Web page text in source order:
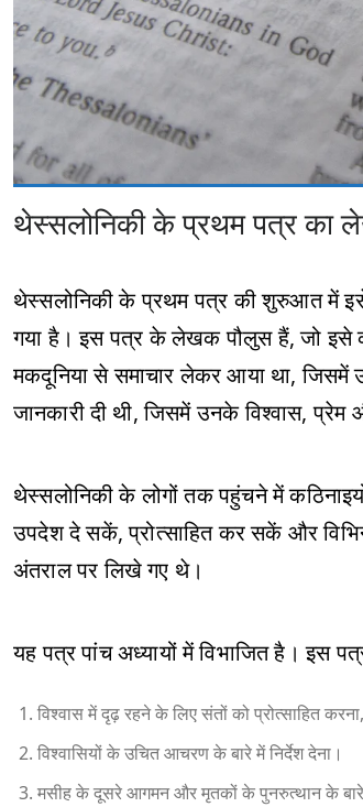
थेस्सलोनिकी के प्रथम पत्र का
थेस्सलोनिकी के प्रथम पत्र की शुरुआत में
गया है। इस पत्र के लेखक पौलुस हैं, जो इसे
मकदूनिया से समाचार लेकर आया था, जिसमें
जानकारी दी थी, जिसमें उनके विश्वास, प्रेम
थेस्सलोनिकी के लोगों तक पहुंचने में
उपदेश दे सकें, प्रोत्साहित कर सकें और
अंतराल पर लिखे गए थे।
यह पत्र पांच अध्यायों में विभाजित है। इस
विश्वास में दृढ़ रहने के लिए संतों को प्रोत्साहित
विश्वासियों के उचित आचरण के बारे में निर्देश देना।
मसीह के दूसरे आगमन और मृतकों के पुनरुत्थान के बारे